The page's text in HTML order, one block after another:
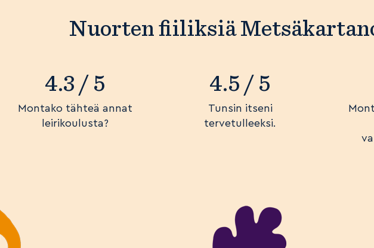
Nuorten fiiliksiä
4.3 / 5
Montako tähteä annat
leirikoulusta?
4.5 / 5
Tunsin itseni
tervetulleeksi.